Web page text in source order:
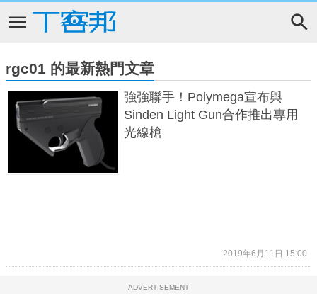
rgc01 的最新熱門文章
強強聯手！Polymega宣布與
Sinden Light Gun合作推出專用
光線槍
2019年6月11日 15:00
ADVERTISEMENT